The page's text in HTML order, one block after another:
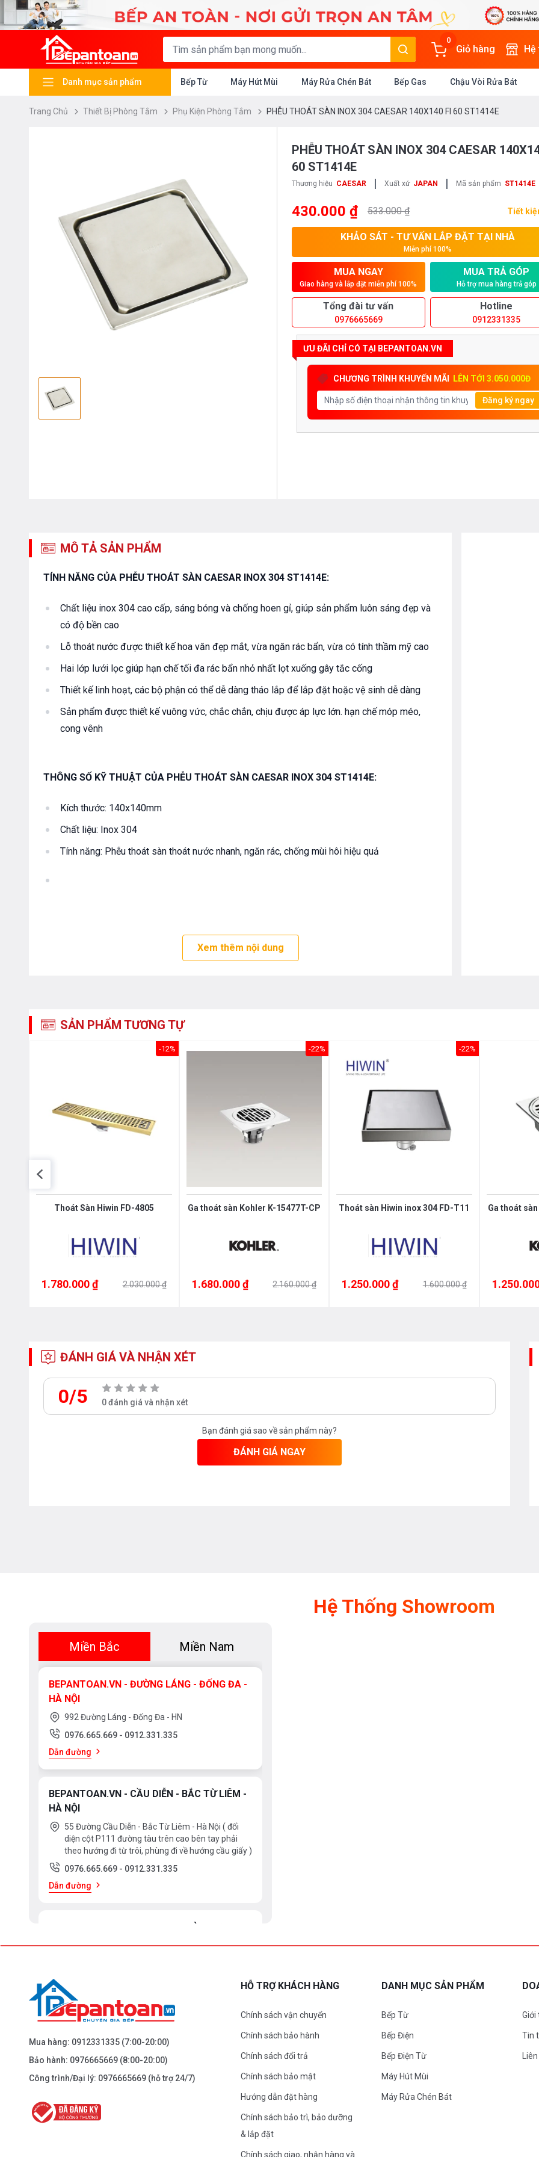
0
Giỏ hàng
Danh mục sản phẩm Bếp Từ Máy Hút Mùi Máy Rửa Chén Bát Bếp Gas Chậu Vòi Rửa Bát
Trang Chủ Thiết Bị Phòng Tắm Phụ Kiện Phòng Tắm PHỄU THOÁT SÀN INOX 304 CAESAR 140X140 FI 60 ST1414E
PHỄU THOÁT SÀN INOX 304 CAESAR
60 ST1414E
Thương hiệu CAESAR | Xuất xứ JAPAN | Mã sản phẩm ST1414E
430.000 ₫ 533.000 ₫ Tiết
KHẢO SÁT - TƯ VẤN LẮP ĐẶT TẠI NHÀ
Miễn phí 100%
MUA NGAY
Giao hàng và lắp đặt miễn phí 100%
MUA TRẢ GÓP
Hỗ trợ mua hàng trả góp
Tổng đài tư vấn
0976665669
Hotline
0912331335
ƯU ĐÃI CHỈ CÓ TẠI BEPANTOAN.VN
CHƯƠNG TRÌNH KHUYẾN MÃI LÊN TỚI 3.050.000Đ
Đăng ký ngay
MÔ TẢ SẢN PHẨM
TÍNH NĂNG CỦA PHỄU THOÁT SÀN CAESAR INOX 304 ST1414E:
Chất liệu inox 304 cao cấp, sáng bóng và chống hoen gỉ, giúp sản phẩm luôn sáng đẹp và
có độ bền cao
Lỗ thoát nước được thiết kế hoa văn đẹp mắt, vừa ngăn rác bẩn, vừa có tính thầm mỹ cao
Hai lớp lưới lọc giúp hạn chế tối đa rác bẩn nhỏ nhất lọt xuống gây tắc cống
Thiết kế linh hoạt, các bộ phận có thể dễ dàng tháo lắp để lắp đặt hoặc vệ sinh dễ dàng
Sản phẩm được thiết kế vuông vức, chắc chắn, chịu được áp lực lớn. hạn chế móp méo,
cong vênh
THÔNG SỐ KỸ THUẬT CỦA PHỄU THOÁT SÀN CAESAR INOX 304 ST1414E:
Kích thước: 140x140mm
Chất liệu: Inox 304
Tính năng: Phễu thoát sàn thoát nước nhanh, ngăn rác, chống mùi hôi hiệu quả
hệ với chúng tôi theohotline 0976665669 - 0912331335
hoặc trực tiếp địa chỉ hệ
Xem thêm nội dung
SẢN PHẨM TƯƠNG TỰ
-12%
Thoát Sàn Hiwin FD-4805
1.780.000 ₫ 2.030.000 ₫
-22%
Ga thoát sàn Kohler K-15477T-CP
1.680.000 ₫ 2.160.000 ₫
-22%
Thoát sàn Hiwin inox 304 FD-T11
1.250.000 ₫ 1.600.000 ₫
Ga thoát
ĐÁNH GIÁ VÀ NHẬN XÉT
0/5 0 đánh giá và nhận xét
Bạn đánh giá sao về sản phẩm này?
ĐÁNH GIÁ NGAY
Hệ Thống Showroom
Miền Bắc Miền Nam
BEPANTOAN.VN - ĐƯỜNG LÁNG - ĐỐNG ĐA -
HÀ NỘI
992 Đường Láng - Đống Đa - HN
0976.665.669 - 0912.331.335
Dẫn đường
BEPANTOAN.VN - CẦU DIỄN - BẮC TỪ LIÊM -
HÀ NỘI
55 Đường Cầu Diễn - Bắc Từ Liêm - Hà Nội ( đối
diện cột P111 đường tàu trên cao bên tay phải
theo hướng đi từ trôi, phùng đi về hướng cầu giấy )
0976.665.669 - 0912.331.335
Dẫn đường
BEPANTOAN.VN - ĐẠI LA - HAI BÀ TRƯNG -
Dẫn đường
BEPANTOAN.VN - NGUYỄN TRÃI - THANH
Dẫn đường
Mua hàng: 0912331335 (7:00-20:00)
Bảo hành: 0976665669 (8:00-20:00)
Công trình/Đại lý: 0976665669 (hỗ trợ 24/7)
HỖ TRỢ KHÁCH HÀNG
Chính sách vận chuyển
Chính sách bảo hành
Chính sách đổi trả
Chính sách bảo mật
Hướng dẫn đặt hàng
Chính sách bảo trì, bảo dưỡng
& lắp đặt
Chính sách giao, nhận hàng và
DANH MỤC SẢN PHẨM
Bếp Từ
Bếp Điện
Bếp Điện Từ
Máy Hút Mùi
Máy Rửa Chén Bát
Giới
Tin